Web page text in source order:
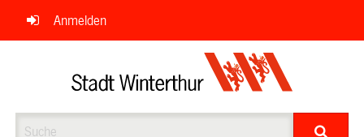
Navigation
überspringen
Anmelden